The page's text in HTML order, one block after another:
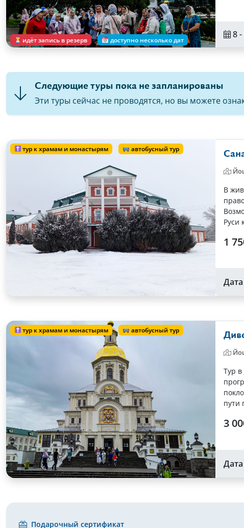
идёт запись в резерв доступно несколько дат
8 -
Следующие туры пока не запланированы
Эти туры сейчас не проводятся, но вы можете
тур к храмам и монастырям автобусный тур
В
Руси
1
тур к храмам и монастырям автобусный тур
Тур
пути
3
Подарочный сертификат